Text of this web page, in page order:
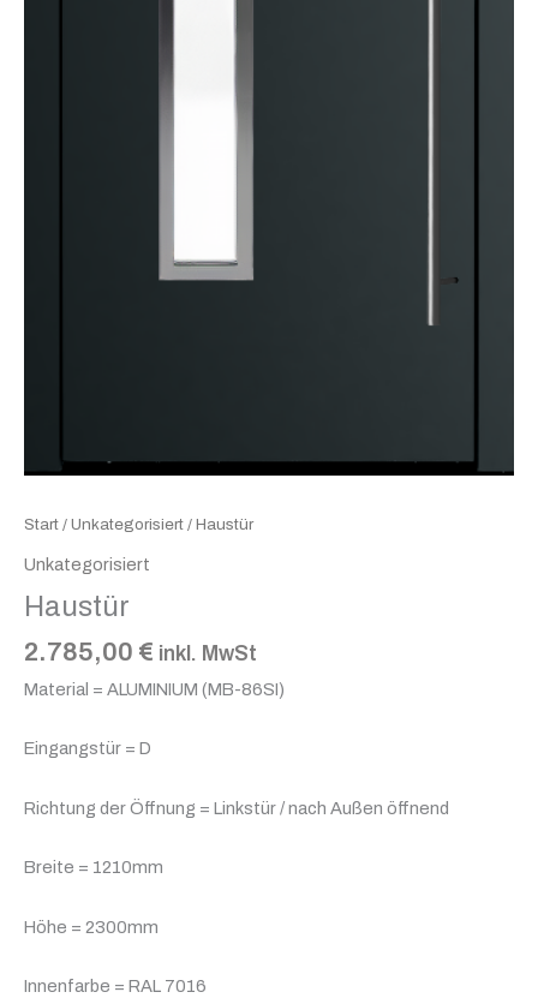
Start / Unkategorisiert / Haustür
Unkategorisiert
Haustür
2.785,00 € inkl. MwSt
Material = ALUMINIUM (MB-86SI)
Eingangstür = D
Richtung der Öffnung = Linkstür / nach Außen öffnend
Breite = 1210mm
Höhe = 2300mm
Innenfarbe = RAL 7016